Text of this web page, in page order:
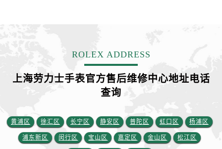
ROLEX ADDRESS
上海劳力士手表官方售后维修中心地址电话
查询
黄浦区 徐汇区 长宁区 静安区 普陀区 虹口区 杨浦区
浦东新区 闵行区 宝山区 嘉定区 金山区 松江区